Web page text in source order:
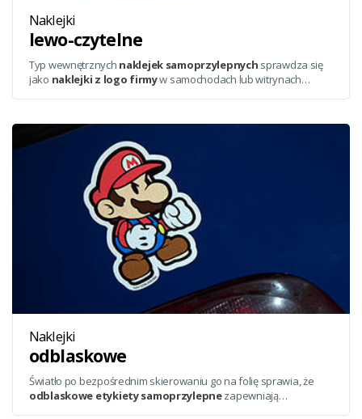
Naklejki
lewo-czytelne
Typ wewnętrznych naklejek samoprzylepnych
jako naklejki z logo firmyw samochodach lub witrynach
Naklejki
odblaskowe
Światło po bezpośrednim skierowaniu go na folię sprawia, że
odblaskowe etykiety samoprzylepnezapewniają